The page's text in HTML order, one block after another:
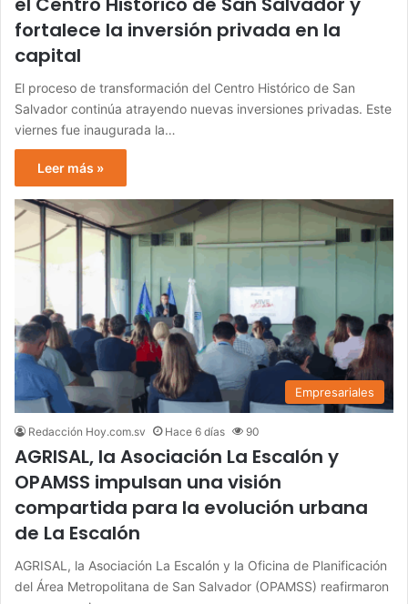
fortalece la inversión privada en la
capital
El proceso de transformación del Centro Histórico de San
Salvador continúa atrayendo nuevas inversiones privadas. Este
viernes fue inaugurada la…
Leer más »
Empresariales
Redacción Hoy.com.sv Hace 6 días 90
AGRISAL, la Asociación La Escalón y
OPAMSS impulsan una visión
compartida para la evolución urbana
de La Escalón
AGRISAL, la Asociación La Escalón y la Oficina de Planificación
del Área Metropolitana de San Salvador (OPAMSS) reafirmaron